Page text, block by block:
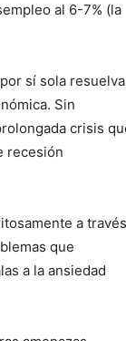
al 6-7% (la
sí sola resuelva
Sin
crisis
recesión
a través
que
a la ansiedad